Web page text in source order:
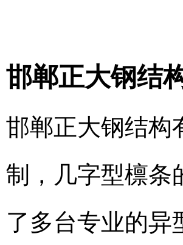
邯郸正大钢结
邯郸正大钢结构
制，几字型檩条
了多台专业的异